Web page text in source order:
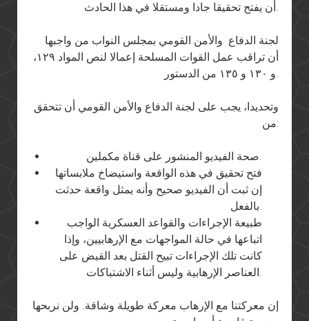
أن يفتح تحقيقا جادا ومستقلا في هذا الحادث.
أن تراقب عمل القوات المسلحة إعمالا لنص المواد ١٢٩،
و ١٣٠ و ١٣٥ من الدستور.
وتحديدا، يجب على لجنة الدفاع والأمن القومي أن تتحقق
من:
صحة الفيديو المنشور على قناة مكملين.
فتح تحقيق في هذه الواقعة واستيضاخ ملابساتها
إن ثبت أن الفيديو صحيح وأنه يمثل واقعة حدثت
بالفعل.
طبيعة الإجراءات والقواعد العسكرية الواجب
اتباعها في حالة المواجهات مع الإرهابيين، وإذا
كانت تلك الإجراءات تبيح القتل بعد القبض على
العناصر الإرهابية وليس أثناء الاشتباكات.
إن معركتنا مع الإرهاب معركة طويلة وشاقة. ولن نربحها